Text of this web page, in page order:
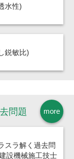
水性)
鋭敏比)
more
問題
スラ解く過去問
設機械施工技士